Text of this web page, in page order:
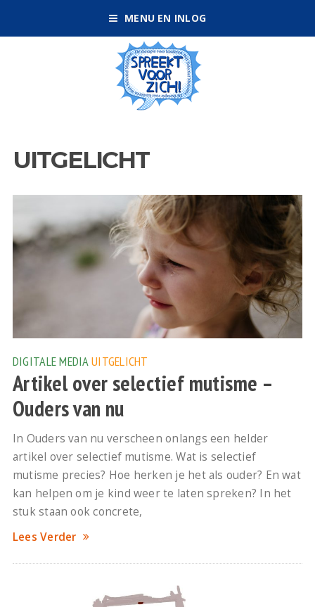
MENU EN INLOG
UITGELICHT
DIGITALE MEDIA UITGELICHT
Artikel over selectief mutisme –
Ouders van nu
In Ouders van nu verscheen onlangs een helder
artikel over selectief mutisme. Wat is selectief
mutisme precies? Hoe herken je het als ouder? En wat
kan helpen om je kind weer te laten spreken? In het
stuk staan ook concrete,
Lees Verder